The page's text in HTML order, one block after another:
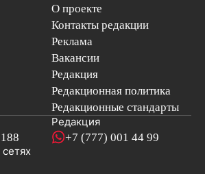
О проекте
Контакты редакции
Реклама
Вакансии
Редакция
Редакционная политика
Редакционные стандарты
Редакция
+7 (777) 001 44 99